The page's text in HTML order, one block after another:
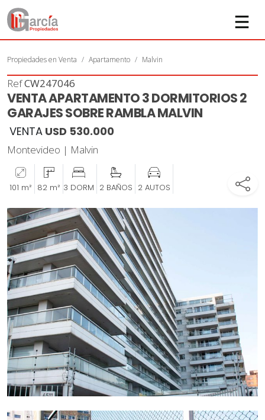
Propiedades en Venta Apartamento Malvin
RefCW247046
VENTA APARTAMENTO 3 DORMITORIOS 2
GARAJES SOBRE RAMBLA MALVIN
VENTA USD 530.000
Montevideo | Malvin
101 m² 82 m² 3 DORM 2 BAÑOS 2 AUTOS